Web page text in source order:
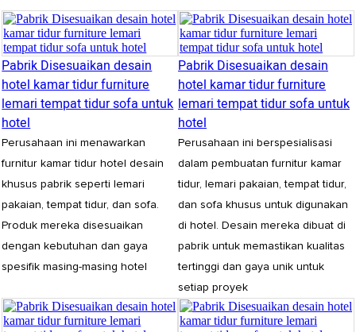
Pabrik Disesuaikan desain
hotel kamar tidur furniture
lemari tempat tidur sofa untuk
hotel
Perusahaan ini menawarkan
furnitur kamar tidur hotel desain
khusus pabrik seperti lemari
pakaian, tempat tidur, dan sofa.
Produk mereka disesuaikan
dengan kebutuhan dan gaya
spesifik masing-masing hotel
Pabrik Disesuaikan desain
hotel kamar tidur furniture
lemari tempat tidur sofa untuk
hotel
Perusahaan ini berspesialisasi
dalam pembuatan furnitur kamar
tidur, lemari pakaian, tempat tidur,
dan sofa khusus untuk digunakan
di hotel. Desain mereka dibuat di
pabrik untuk memastikan kualitas
tertinggi dan gaya unik untuk
setiap proyek